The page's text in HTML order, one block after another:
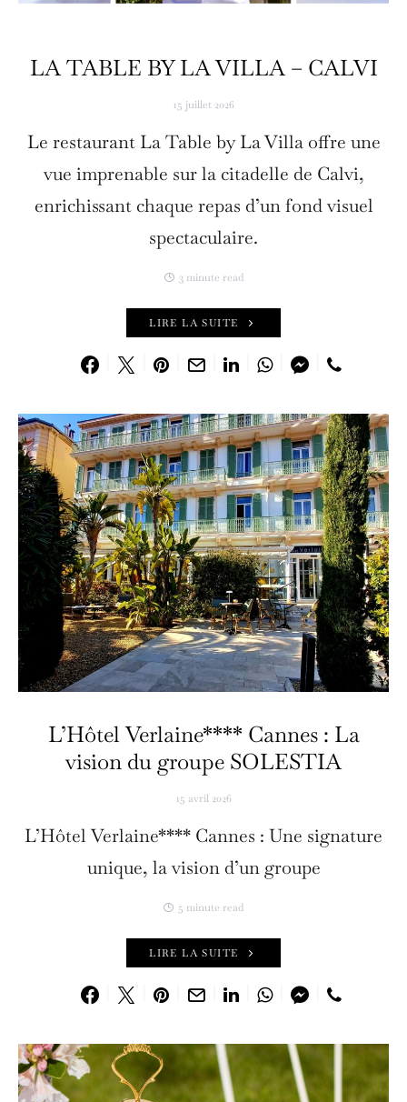
LA TABLE BY LA VILLA – CALVI
15 juillet 2026
Le restaurant La Table by La Villa offre une
vue imprenable sur la citadelle de Calvi,
enrichissant chaque repas d’un fond visuel
spectaculaire.
3 minute read
LIRE LA SUITE
L’Hôtel Verlaine**** Cannes : La
vision du groupe SOLESTIA
15 avril 2026
L’Hôtel Verlaine**** Cannes : Une signature
unique, la vision d’un groupe
5 minute read
LIRE LA SUITE